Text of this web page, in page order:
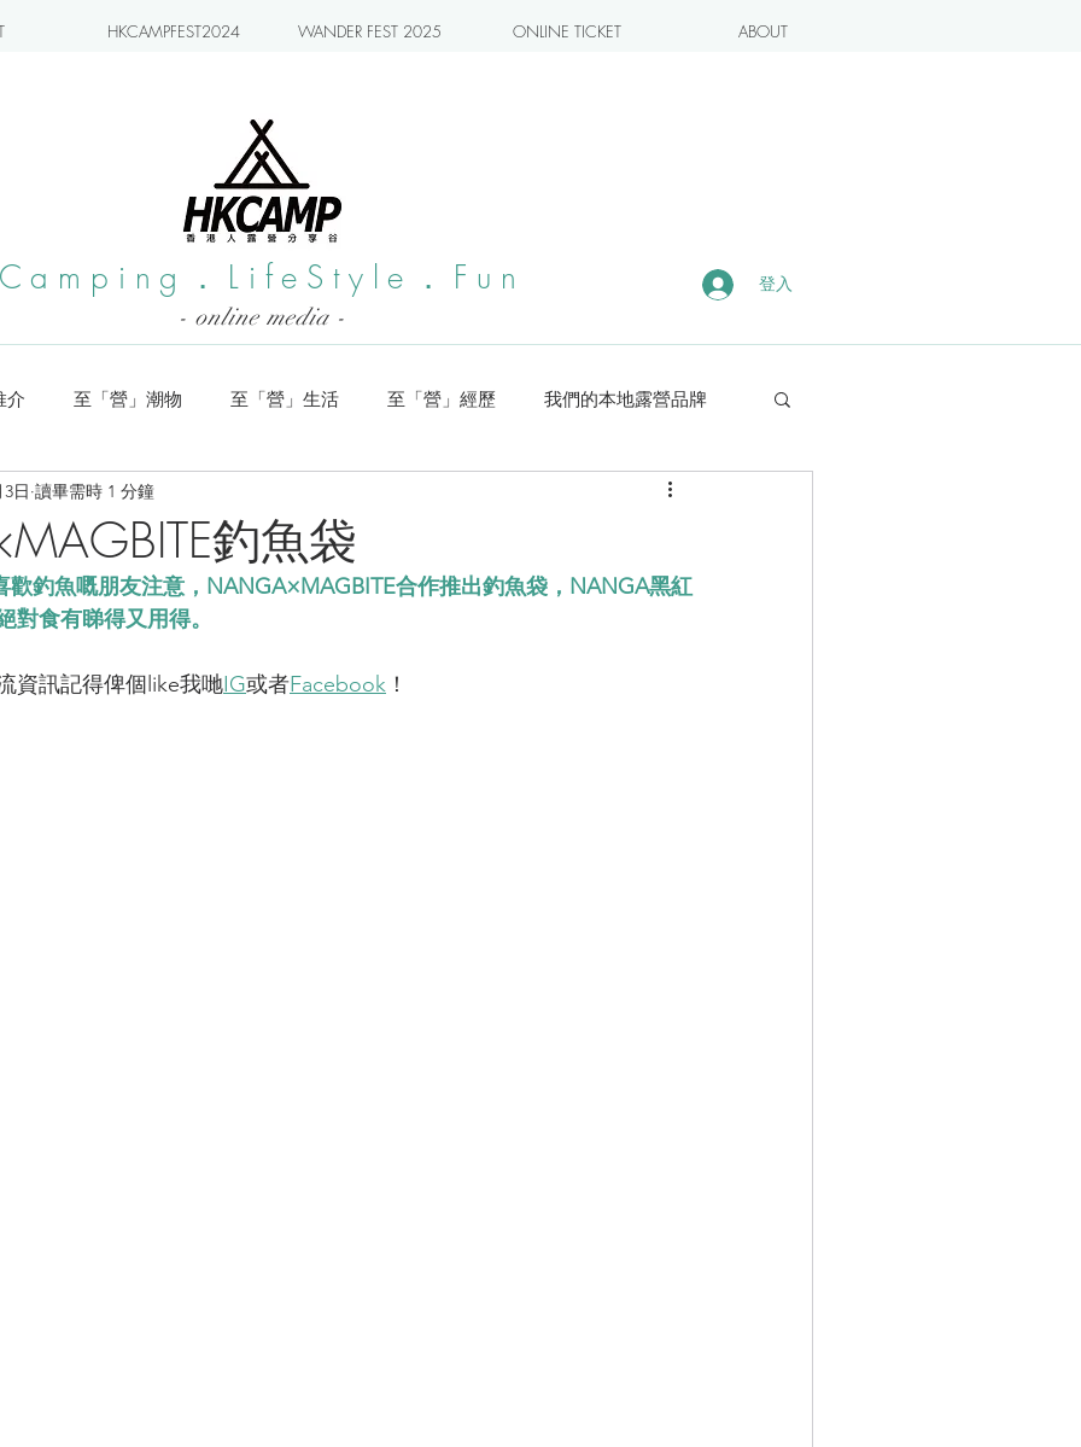
HKCAMPFEST2024 WANDER FEST 2025 ONLINE TICKET ABOUT
Camping．LifeStyle．Fun 登入
- online media -
介 至「營」潮物 至「營」生活 至「營」經歷 我們的本地露營品牌
小編實測 露營・遠足熱點
釣魚袋
3日 讀畢需時 1 分鐘
歡釣魚嘅朋友注意，NANGA×MAGBITE合作推出釣魚袋，NANGA黑紅
對食有睇得又用得。
資訊記得俾個like我哋IG或者Facebook ！